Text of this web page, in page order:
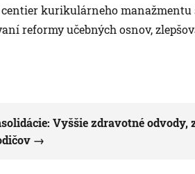
centier kurikulárneho
reformy učebných osnov,
Vyššie zdravotné odvody,